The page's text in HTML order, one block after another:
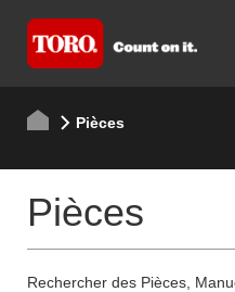
Pièces
Pièces
Rechercher des Pièces,